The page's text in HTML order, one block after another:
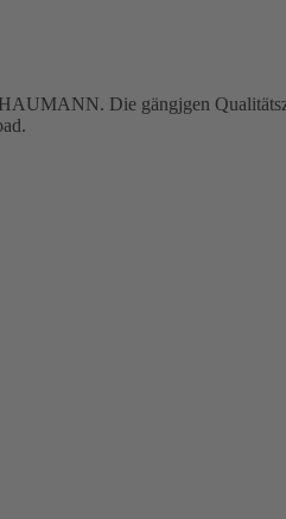
Die gängjgen